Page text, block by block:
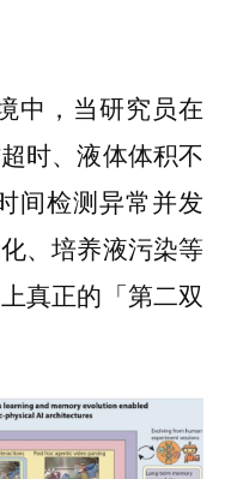
中，当研究员在
时、液体体积不
间检测异常并发
、培养液污染等
真正的「第二双